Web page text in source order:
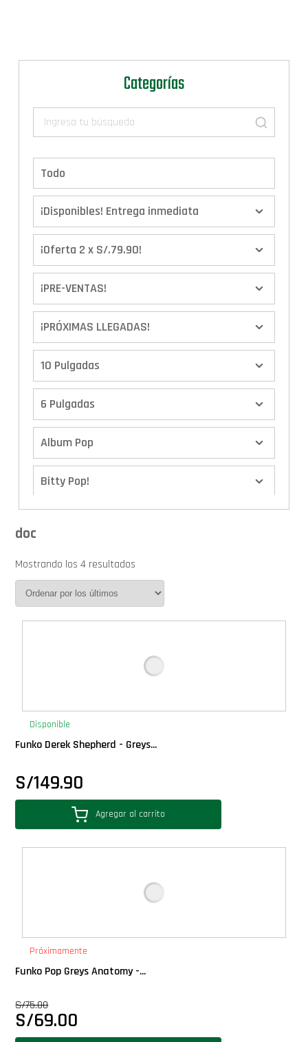
Categorías
Todo
¡Disponibles! Entrega inmediata
¡Oferta 2 x S/.79.90!
¡PRE-VENTAS!
¡PRÓXIMAS LLEGADAS!
10 Pulgadas
6 Pulgadas
Album Pop
Bitty Pop!
Calendario de Adviento
Cover Pop!
Exclusivos
Gift Cards
Llaveros Pop
Moments
PLUS!
Pop Nook (Rincon)
doc
Mostrando los 4 resultados
Disponible
Funko Derek Shepherd - Greys...
S/149.90
Agregar al carrito
Próximamente
Funko Pop Greys Anatomy -...
S/75.00
S/69.00